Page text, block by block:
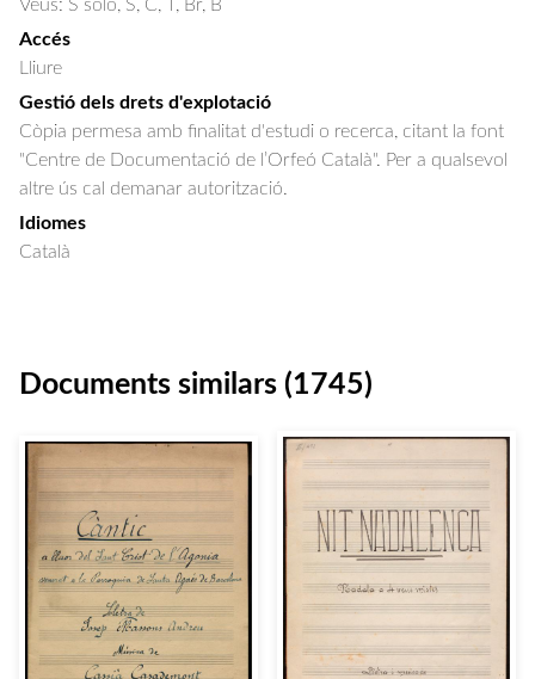
Veus: S solo, S, C, T, Br, B
Accés
Lliure
Gestió dels drets d'explotació
Còpia permesa amb finalitat d'estudi o recerca, citant la font
"Centre de Documentació de l’Orfeó Català". Per a qualsevol
altre ús cal demanar autorització.
Idiomes
Català
Documents similars (1745)